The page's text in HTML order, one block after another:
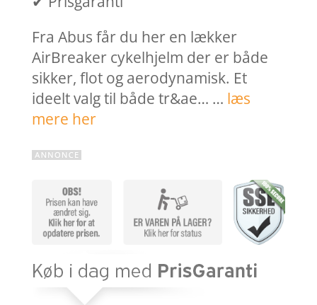
Fra Abus får du her en lækker
AirBreaker cykelhjelm der er både
sikker, flot og aerodynamisk. Et
ideelt valg til både tr&ae… … læs
mere her